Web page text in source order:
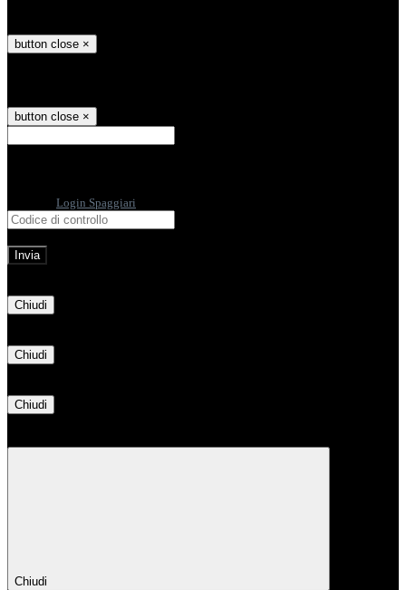
button close ×
button close ×
Login Spaggiari
Chiudi
Chiudi
Chiudi
Chiudi